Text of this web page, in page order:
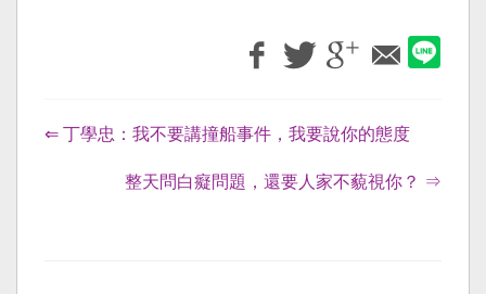
⇐ 丁學忠：我不要講撞船事件，我要說你的態度
整天問白癡問題，還要人家不藐視你？ ⇒